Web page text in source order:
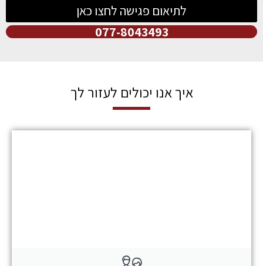
לתיאום פגישה לחצו כאן
077-8043493
איך אנו יכולים לעזור לך